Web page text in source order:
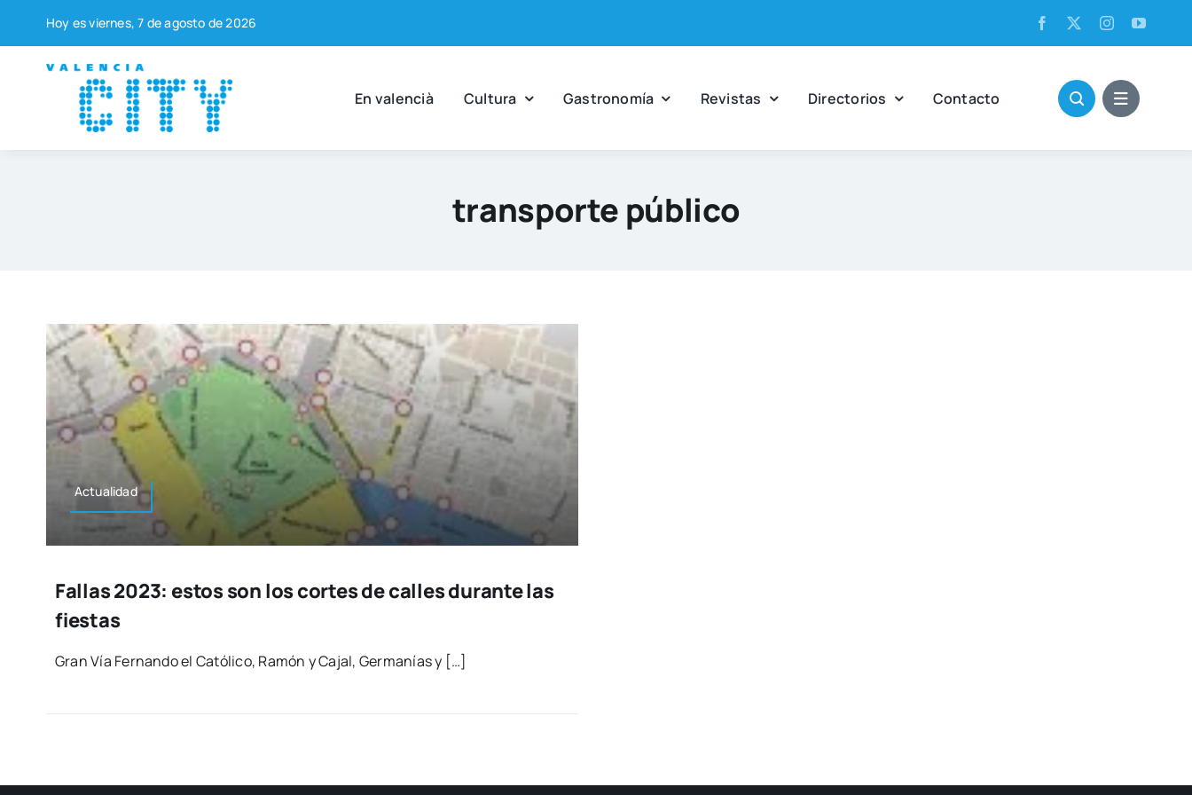
contenido
Hoy es vier­nes, 7 de agos­to de 2026
En valen­cià Cul­tu­ra Gas­tro­no­mía Revis­tas Direc­to­rios Con­tac­to
transporte público
Actua­li­dad
Fallas 2023: estos son los cortes de calles durante las
fiestas
Gran Vía Fer­nan­do el Cató­li­co, Ramón y Cajal, Ger­ma­nías y […]